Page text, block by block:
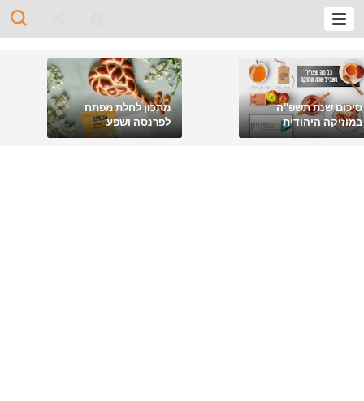
סיכום שנת תשפ"ה
במוזיקה היהודית
מתכון לחלת מפתח
לפרנסה ושפע